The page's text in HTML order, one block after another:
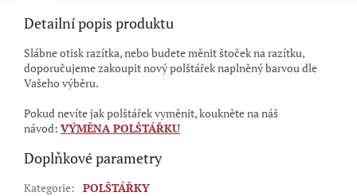
Detailní popis produktu
Slábne otisk razítka, nebo budete měnit štoček na razítku,
doporučujeme zakoupit nový polštářek naplněný barvou dle
Vašeho výběru.
Pokud nevíte jak polštářek vyměnit, koukněte na náš
návod: VÝMĚNA POLŠTÁŘKU
Doplňkové parametry
Kategorie: POLŠTÁŘKY